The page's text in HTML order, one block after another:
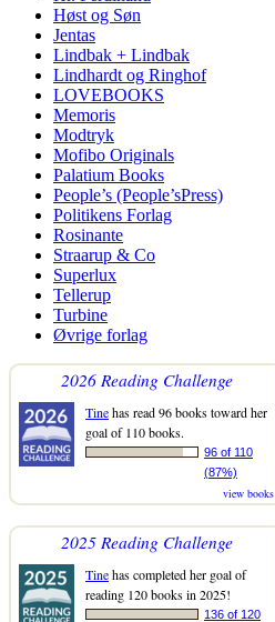
Høst og Søn
Jentas
Lindbak + Lindbak
Lindhardt og Ringhof
LOVEBOOKS
Memoris
Modtryk
Mofibo Originals
Palatium Books
People’s (People’sPress)
Politikens Forlag
Rosinante
Straarup & Co
Superlux
Tellerup
Turbine
Øvrige forlag
2026 Reading Challenge
Tinehas read 96 books toward her
goal of 110 books.
96 of 110
(87%)
view books
2025 Reading Challenge
Tinehas completed her goal of
reading 120 books in 2025!
136 of 120